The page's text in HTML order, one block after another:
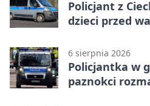
Policjant z
dzieci przed
6 sierpnia 2026
Policjantka w
paznokci